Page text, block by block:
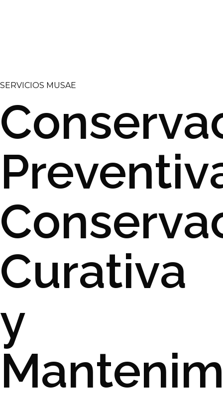
SERVICIOS MUSAE
Curativa
y